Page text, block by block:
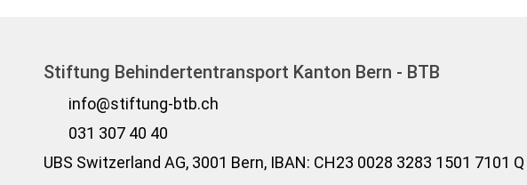
Stiftung Behindertentransport Kanton Bern - BTB
info@stiftung-btb.ch
031 307 40 40
UBS Switzerland AG, 3001 Bern, IBAN: CH23 0028 3283 1501 7101 Q